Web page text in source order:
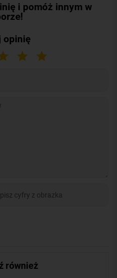
i pomóż innym w
opinię
również